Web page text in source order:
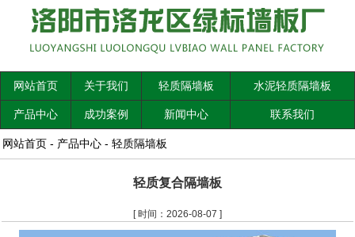
网站首页 关于我们 轻质隔墙板 水泥轻质隔墙板
产品中心 成功案例 新闻中心 联系我们
网站首页 - 产品中心 - 轻质隔墙板
轻质复合隔墙板
[ 时间：2026-08-07 ]